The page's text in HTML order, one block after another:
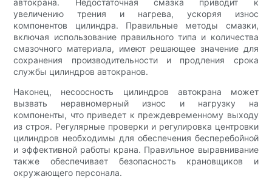
автокрана. Недостаточная смазка приводит к
увеличению трения и нагрева, ускоряя износ
компонентов цилиндра. Правильные методы смазки,
включая использование правильного типа и количества
смазочного материала, имеют решающее значение для
сохранения производительности и продления срока
службы цилиндров автокранов.
Наконец, несоосность цилиндров автокрана может
вызвать неравномерный износ и нагрузку на
компоненты, что приведет к преждевременному выходу
из строя. Регулярные проверки и регулировка центровки
цилиндров необходимы для обеспечения бесперебойной
и эффективной работы крана. Правильное выравнивание
также обеспечивает безопасность крановщиков и
окружающего персонала.